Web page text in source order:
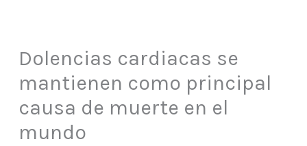
Dolencias cardiacas se
mantienen como principal
causa de muerte en el
mundo